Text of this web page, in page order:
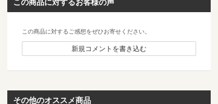
この商品に対するお客様の声
この商品に対するご感想をぜひお寄せください。
新規コメントを書き込む
その他のオススメ商品